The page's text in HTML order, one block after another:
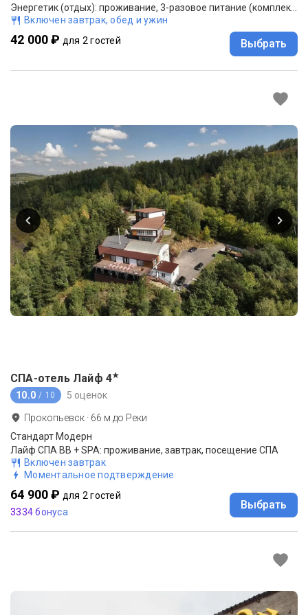
Включен завтрак, обед и ужин
42 000 ₽ для 2 гостей Выбрать
СПА-отель Лайф 4★
10.0 / 10 5 оценок
Прокопьевск · 66 м до Реки
Стандарт Модерн
Лайф СПА BB + SPA: проживание, завтрак, посещение СПА
Включен завтрак
Моментальное подтверждение
64 900 ₽ для 2 гостей
3334 бонуса
Выбрать